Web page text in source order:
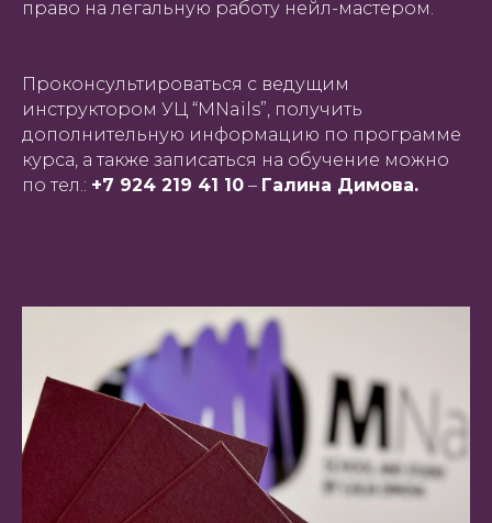
право на легальную работу нейл-мастером.
Проконсультироваться с ведущим
инструктором УЦ “MNails”, получить
дополнительную информацию по программе
курса, а также записаться на обучение можно
по тел.: +7 924 219 41 10 – Галина Димова.